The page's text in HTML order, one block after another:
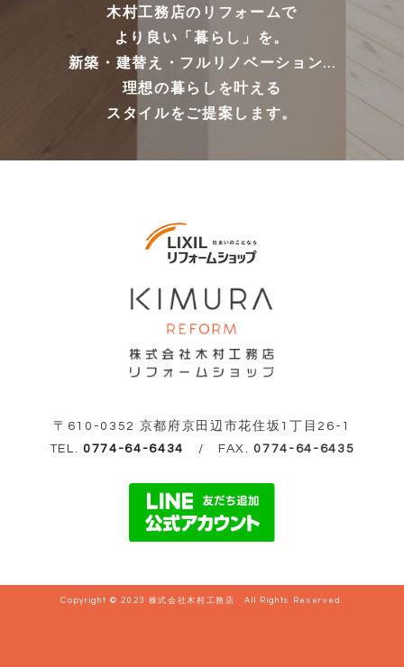
木村工務店のリフォームで
より良い「暮らし」を。
新築・建替え・フルリノベーション...
理想の暮らしを叶える
スタイルをご提案します。
〒610-0352 京都府京田辺市花住坂1丁目26-1
TEL. 0774-64-6434 / FAX. 0774-64-6435
Copyright © 2023 株式会社木村工務店 All Rights Reserved.